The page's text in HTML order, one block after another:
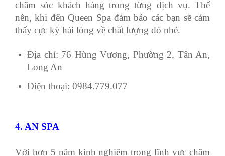
chăm sóc khách hàng trong từng dịch vụ. Thế
nên, khi đến Queen Spa đảm bảo các bạn sẽ cảm
thấy cực kỳ hài lòng về chất lượng đó nhé.
Địa chỉ: 76 Hùng Vương, Phường 2, Tân An,
Long An
Điện thoại: 0984.779.077
4. AN SPA
Với hơn 5 năm kinh nghiệm trong lĩnh vực chăm